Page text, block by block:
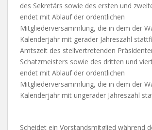
des Sekretärs sowie des ersten und
endet mit Ablauf der ordentlichen
Mitgliederversammlung, die in dem der
Kalenderjahr mit gerader Jahreszahl
Amtszeit des stellvertretenden
Schatzmeisters sowie des dritten und
endet mit Ablauf der ordentlichen
Mitgliederversammlung, die in dem der
Kalenderjahr mit ungerader Jahreszahl
Scheidet ein Vorstandsmitglied während